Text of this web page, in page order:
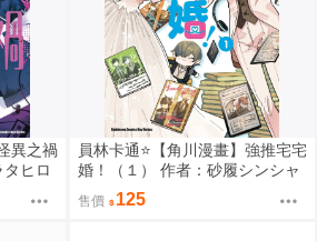
異之禍
ヒロ
員林卡通⭐️【角川漫畫】強推宅宅
婚！（１） 作者：砂履シンシャ
(附尼采書套)
售價 125